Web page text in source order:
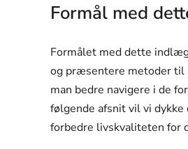
Formål med
Formålet med dette
og præsentere metoder til
man bedre navigere i de
følgende afsnit vil vi
forbedre livskvaliteten for